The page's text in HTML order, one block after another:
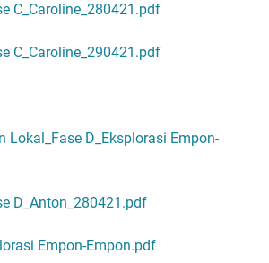
C_Caroline_280421.pdf
C_Caroline_290421.pdf
Lokal_Fase D_Eksplorasi Empon-
D_Anton_280421.pdf
Empon-Empon.pdf